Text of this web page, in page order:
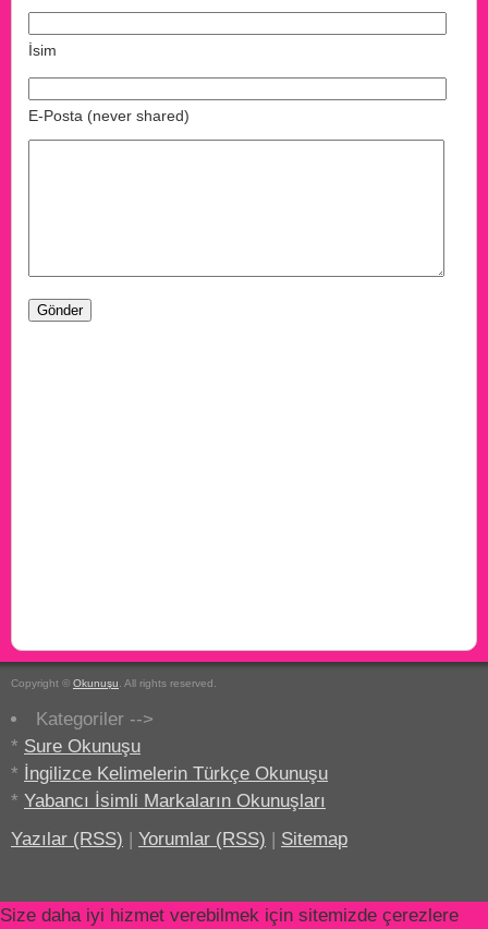
İsim
E-Posta (never shared)
Copyright © Okunuşu . All rights reserved.
Kategoriler -->
* Sure Okunuşu
* İngilizce Kelimelerin Türkçe Okunuşu
* Yabancı İsimli Markaların Okunuşları
Yazılar (RSS) | Yorumlar (RSS) | Sitemap
Size daha iyi hizmet verebilmek için sitemizde çerezlere